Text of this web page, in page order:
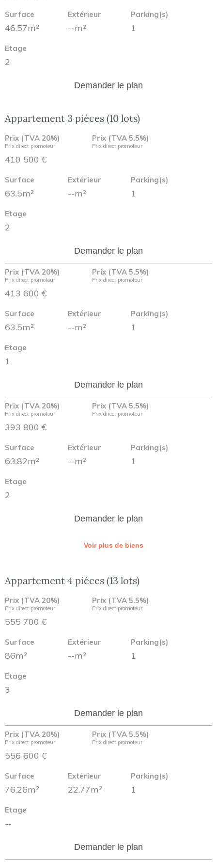
Surface
46.57m²
Extérieur
--m²
Parking(s)
1
Etage
2
Demander le plan
Appartement 3 pièces (10 lots)
Prix (TVA 20%)
Prix direct promoteur
410 500 €
Prix (TVA 5.5%)
Prix direct promoteur
Surface
63.5m²
Extérieur
--m²
Parking(s)
1
Etage
2
Demander le plan
Prix (TVA 20%)
Prix direct promoteur
413 600 €
Prix (TVA 5.5%)
Prix direct promoteur
Surface
63.5m²
Extérieur
--m²
Parking(s)
1
Etage
1
Demander le plan
Prix (TVA 20%)
Prix direct promoteur
393 800 €
Prix (TVA 5.5%)
Prix direct promoteur
Surface
63.82m²
Extérieur
--m²
Parking(s)
1
Etage
2
Demander le plan
Voir plus de biens
Appartement 4 pièces (13 lots)
Prix (TVA 20%)
Prix direct promoteur
555 700 €
Prix (TVA 5.5%)
Prix direct promoteur
Surface
86m²
Extérieur
--m²
Parking(s)
1
Etage
3
Demander le plan
Prix (TVA 20%)
Prix direct promoteur
556 600 €
Prix (TVA 5.5%)
Prix direct promoteur
Surface
76.26m²
Extérieur
22.77m²
Parking(s)
1
Etage
--
Demander le plan